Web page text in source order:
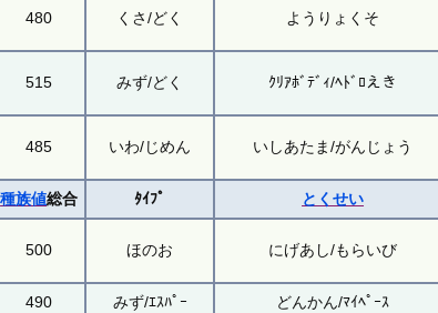
480 くさ/どく ようりょくそ
515 みず/どく ｸﾘｱﾎﾞﾃﾞｨ/ﾍﾄﾞﾛえき
485 いわ/じめん いしあたま/がんじょう
種族値総合 ﾀｲﾌﾟ とくせい
500 ほのお にげあし/もらいび
490 みず/ｴｽﾊﾟｰ どんかん/ﾏｲﾍﾟｰｽ